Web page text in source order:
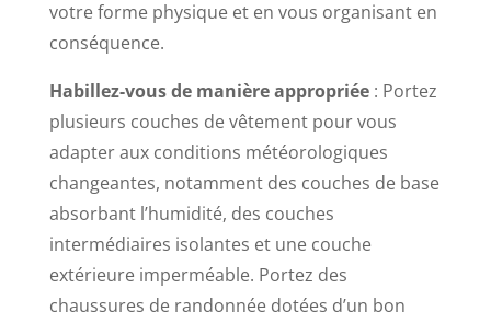
votre forme physique et en vous organisant en
conséquence.
Habillez-vous de manière appropriée: Portez
plusieurs couches de vêtement pour vous
adapter aux conditions météorologiques
changeantes, notamment des couches de base
absorbant l’humidité, des couches
intermédiaires isolantes et une couche
extérieure imperméable. Portez des
chaussures de randonnée dotées d’un bon